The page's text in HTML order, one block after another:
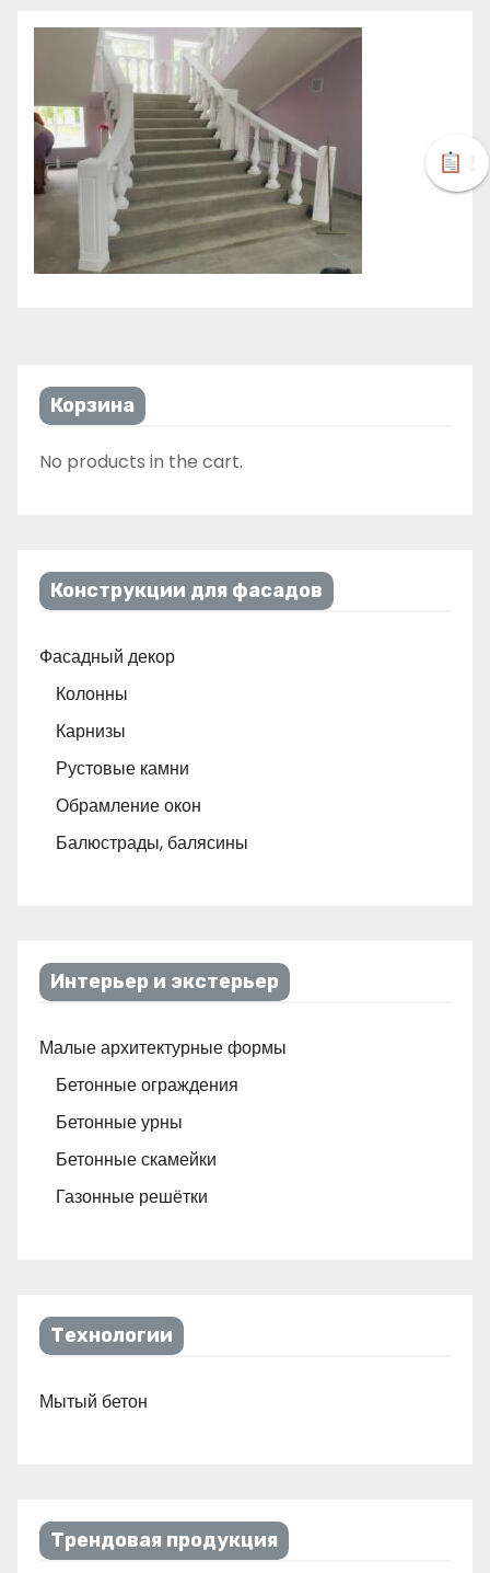
Корзина
No products in the cart.
Конструкции для фасадов
Фасадный декор
Колонны
Карнизы
Рустовые камни
Обрамление окон
Балюстрады, балясины
Интерьер и экстерьер
Малые архитектурные формы
Бетонные ограждения
Бетонные урны
Бетонные скамейки
Газонные решётки
Технологии
Мытый бетон
Трендовая продукция